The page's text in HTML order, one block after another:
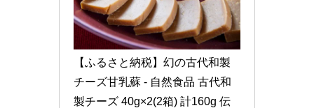
【ふるさと納税】幻の古代和製
チーズ甘乳蘇 - 自然食品 古代和
製チーズ 40g×2(2箱) 計160g 伝